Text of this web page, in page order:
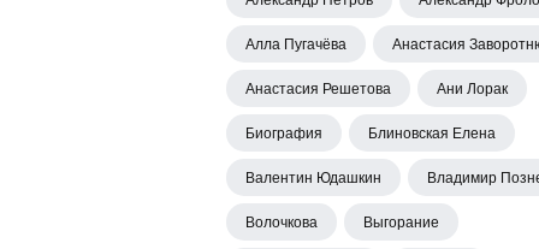
Алла Пугачёва Анастасия
Анастасия Решетова Ани Лорак
Биография Блиновская Елена
Валентин Юдашкин Владимир
Волочкова Выгорание